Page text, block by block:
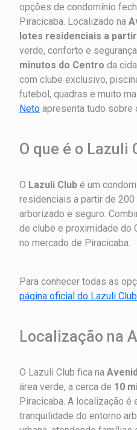
opções de condomínio
Piracicaba. Localizado na
lotes residenciais a partir
verde, conforto e
minutos do Centro da
com clube exclusivo,
futebol, quadras e muito
Neto apresenta tudo sobre
O que é o Lazuli
O Lazuli Club é um
residenciais a partir de 200
arborizado e seguro.
de clube e proximidade do
no mercado de Piracicaba.
Para conhecer todas as
página oficial do Lazuli
Localização na
O Lazuli Club fica na
área verde, a cerca de 10
Piracicaba. A localização é
tranquilidade do entorno